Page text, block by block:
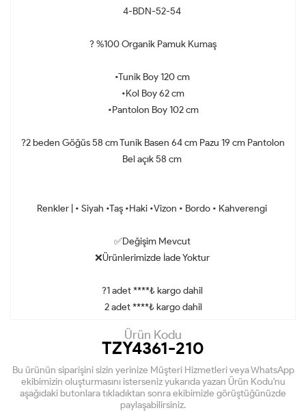
4-BDN-52-54
? %100 Organik Pamuk Kumaş
•Tunik Boy 120 cm
•Kol Boy 62 cm
•Pantolon Boy 102 cm
?2 beden Göğüs 58 cm Tunik Basen 64 cm Pazu 19 cm Pantolon
Bel açık 58 cm
Renkler | • Siyah •Taş •Haki •Vizon • Bordo • Kahverengi
✅Değişim Mevcut
❌Ürünlerimizde İade Yoktur
?1 adet ****₺ kargo dahil
2 adet ****₺ kargo dahil
Ürün Kodu
TZY4361-210
Bu ürünün siparişini sizin yerinize Müşteri Hizmetleri veya WhatsApp
ekibimizin oluşturmasını isterseniz yukarıda yazan Ürün Kodu'nu
aşağıdaki butonlara tıkladıktan sonra ekibimizle görüştüğünüzde
paylaşabilirsiniz.